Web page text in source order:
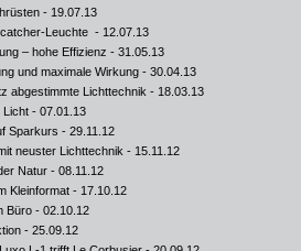
- 19.07.13
Leuchte - 12.07.13
– hohe Effizienz - 31.05.13
und maximale Wirkung - 30.04.13
abgestimmte Lichttechnik - 18.03.13
Licht - 07.01.13
Sparkurs - 29.11.12
neuster Lichttechnik - 15.11.12
Natur - 08.11.12
Kleinformat - 17.10.12
Büro - 02.10.12
- 25.09.12